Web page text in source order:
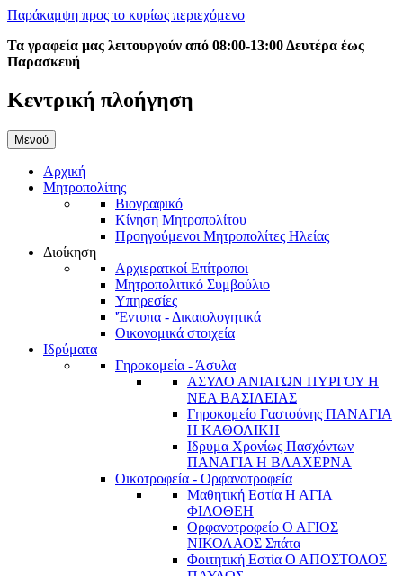
Παράκαμψη προς το κυρίως περιεχόμενο
Τα γραφεία μας λειτουργούν από 08:00-13:00 Δευτέρα έως
Παρασκευή
Κεντρική πλοήγηση
Μενού
Αρχική
Μητροπολίτης
Βιογραφικό
Κίνηση Μητροπολίτου
Προηγούμενοι Μητροπολίτες Ηλείας
Διοίκηση
Αρχιερατκοί Επίτροποι
Μητροπολιτικό Συμβούλιο
Υπηρεσίες
'Έντυπα - Δικαιολογητικά
Οικονομικά στοιχεία
Ιδρύματα
Γηροκομεία - Άσυλα
ΑΣΥΛΟ ΑΝΙΑΤΩΝ ΠΥΡΓΟΥ Η
ΝΕΑ ΒΑΣΙΛΕΙΑΣ
Γηροκομείο Γαστούνης ΠΑΝΑΓΙΑ
Η ΚΑΘΟΛΙΚΗ
Ιδρυμα Χρονίως Πασχόντων
ΠΑΝΑΓΙΑ Η ΒΛΑΧΕΡΝΑ
Οικοτροφεία - Ορφανοτροφεία
Μαθητική Εστία Η ΑΓΙΑ
ΦΙΛΟΘΕΗ
Ορφανοτροφείο Ο ΑΓΙΟΣ
ΝΙΚΟΛΑΟΣ Σπάτα
Φοιτητική Εστία Ο ΑΠΟΣΤΟΛΟΣ